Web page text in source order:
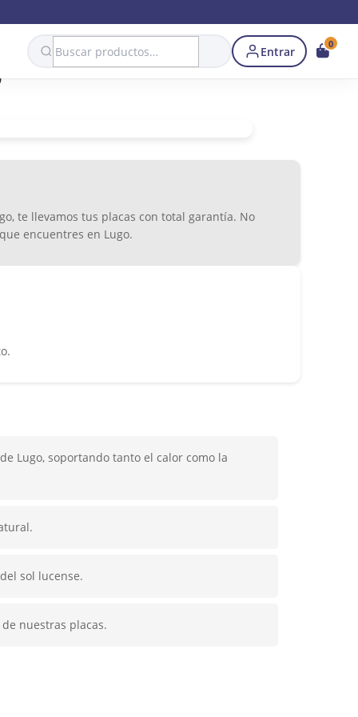
Search Entrar
0
te llevamos tus placas con total garantía. No
encuentres en Lugo.
Lugo, soportando tanto el calor como la
sol lucense.
nuestras placas.